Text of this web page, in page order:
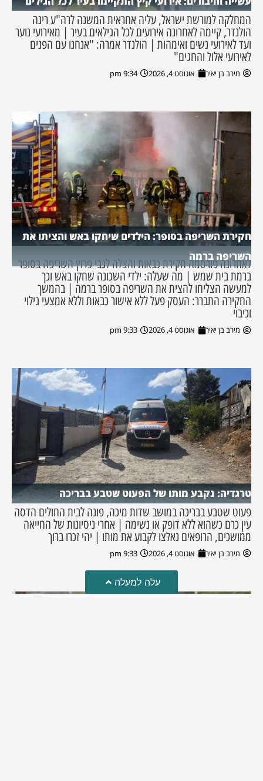
המחלקה למורשת ישראל, עליה אחראית המשנה לרה"ע רינה
הולנדר, קיימה לאחרונה אירועים לכל הגילאים בעיר | מאירועי נוער
ועד לאירועי נשים ואימהות | הולנדר אמרה: "אנחנו עם הפנים
לאירועי אלול והחגים"
מירב בן יאיר אוגוסט 4, 2026 9:34 pm
חקירת השריפה בסופר: הילדים שיחקו באש והציתו את
השריפה ברמה
לאחרונה פורסמה חקירת כבאות והצלה לגבי פרוץ השריפה בסופר
ברמת בית שמש | מה שעלה: ילדי השכונה שחקו באש וכך
למעשה הצליחו להצית את השריפה בסופר ברמה | בהמשך
החקירה התברר: העסק פעל ללא אישור כבאות וללא אמצעי גילוי
וכיבוי
מירב בן יאיר אוגוסט 4, 2026 9:33 pm
טרגדיה: נקבע מותו של הפעוט שטבע בבריכה
פעוט שטבע בבריכה במושב שדות מיכה, פונה לבית החולים הדסה
עין כרם כשהוא ללא דופק או נשימה | אחרי ניסיונות של החייאה
ממושכים, הרופאים נאלצו לקבוע את מותו | יהי זכרו ברוך
מירב בן יאיר אוגוסט 4, 2026 9:33 pm
עלה למעלה